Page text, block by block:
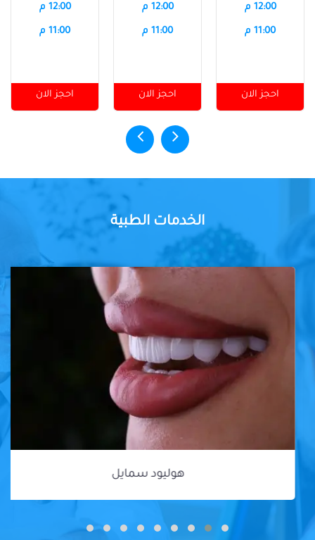
12:00 م
11:00 م
احجز الان
12:00 م
11:00 م
احجز الان
12:00 م
11:00 م
احجز الان
الخدمات الطبية
هوليود سمايل